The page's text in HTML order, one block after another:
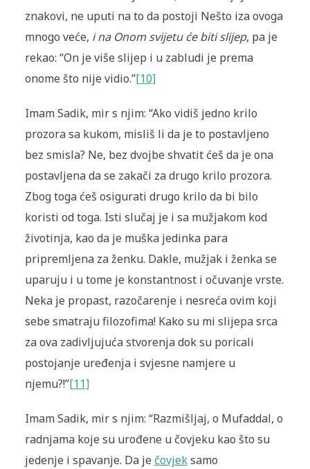
znakovi, ne uputi na to da postoji Nešto iza ovoga
mnogo veće, i na Onom svijetu će biti slijep, pa je
rekao: “On je više slijep i u zabludi je prema
onome što nije vidio.”[10]
Imam Sadik, mir s njim: “Ako vidiš jedno krilo
prozora sa kukom, misliš li da je to postavljeno
bez smisla? Ne, bez dvojbe shvatit ćeš da je ona
postavljena da se zakači za drugo krilo prozora.
Zbog toga ćeš osigurati drugo krilo da bi bilo
koristi od toga. Isti slučaj je i sa mužjakom kod
životinja, kao da je muška jedinka para
pripremljena za ženku. Dakle, mužjak i ženka se
uparuju i u tome je konstantnost i očuvanje vrste.
Neka je propast, razočarenje i nesreća ovim koji
sebe smatraju filozofima! Kako su mi slijepa srca
za ova zadivljujuća stvorenja dok su poricali
postojanje uređenja i svjesne namjere u
njemu?!”[11]
Imam Sadik, mir s njim: “Razmišljaj, o Mufaddal, o
radnjama koje su urođene u čovjeku kao što su
jedenje i spavanje. Da je čovjeksamo